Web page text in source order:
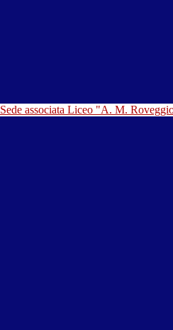
Sede associata Liceo "A. M.